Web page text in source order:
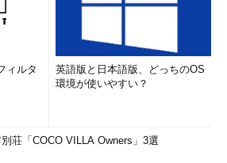
ィルタ
英語版と日本語版、どっちのOS
環境が使いやすい？
荘「COCO VILLA Owners」3選